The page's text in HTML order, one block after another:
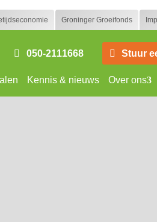
Groninger Groeifonds
050-2111668 Stuur
Kennis & nieuws Over ons